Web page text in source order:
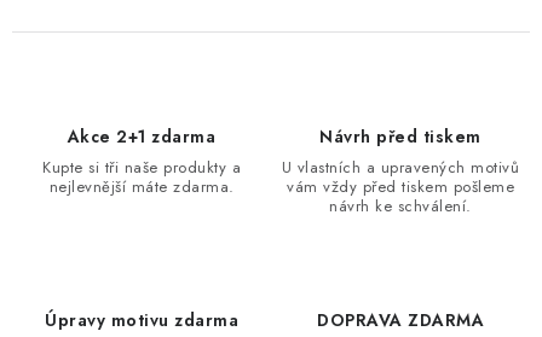
Akce 2+1 zdarma
Kupte si tři naše produkty a
nejlevnější máte zdarma.
Návrh před tiskem
U vlastních a upravených motivů
vám vždy před tiskem pošleme
návrh ke schválení.
Úpravy motivu zdarma DOPRAVA ZDARMA